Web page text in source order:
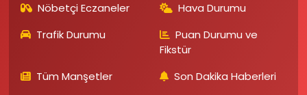
Nöbetçi Eczaneler
Hava Durumu
Trafik Durumu
Puan Durumu ve
Fikstür
Tüm Manşetler
Son Dakika Haberleri